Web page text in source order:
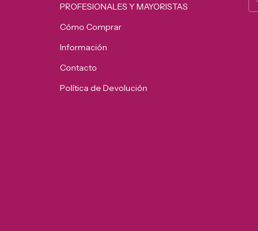
PROFESIONALES Y MAYORISTAS
Cómo Comprar
Información
Contacto
Política de Devolución